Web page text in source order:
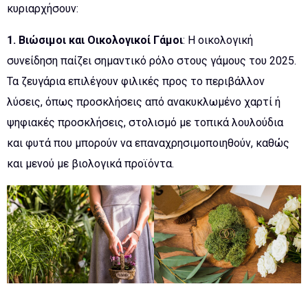
κυριαρχήσουν:
1. Βιώσιμοι και Οικολογικοί Γάμοι: Η οικολογική
συνείδηση παίζει σημαντικό ρόλο στους γάμους του 2025.
Τα ζευγάρια επιλέγουν φιλικές προς το περιβάλλον
λύσεις, όπως προσκλήσεις από ανακυκλωμένο χαρτί ή
ψηφιακές προσκλήσεις, στολισμό με τοπικά λουλούδια
και φυτά που μπορούν να επαναχρησιμοποιηθούν, καθώς
και μενού με βιολογικά προϊόντα.